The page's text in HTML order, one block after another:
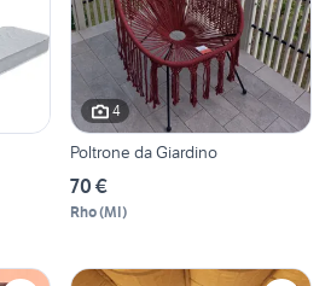
4
Poltrone da Giardino
70 €
Rho(MI)